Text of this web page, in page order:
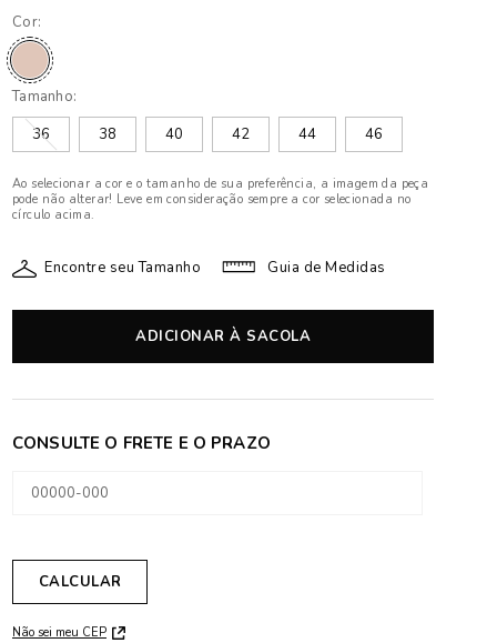
Cor:
Tamanho:
36
38 40 42 44 46
Ao selecionar a cor e o tamanho de sua preferência, a imagem da peça
pode não alterar! Leve em consideração sempre a cor selecionada no
círculo acima.
Encontre seu Tamanho Guia de Medidas
ADICIONAR À SACOLA
Não sei meu CEP